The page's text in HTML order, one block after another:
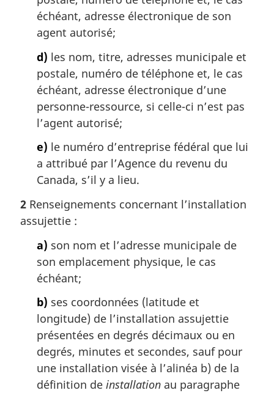
échéant, adresse électronique de son
agent autorisé;
d) les nom, titre, adresses municipale et
postale, numéro de téléphone et, le cas
échéant, adresse électronique d’une
personne-ressource, si celle-ci n’est pas
l’agent autorisé;
e) le numéro d’entreprise fédéral que lui
a attribué par l’Agence du revenu du
Canada, s’il y a lieu.
2 Renseignements concernant l’installation
assujettie :
a) son nom et l’adresse municipale de
son emplacement physique, le cas
échéant;
b) ses coordonnées (latitude et
longitude) de l’installation assujettie
présentées en degrés décimaux ou en
degrés, minutes et secondes, sauf pour
une installation visée à l’alinéa b) de la
définition de installation au paragraphe